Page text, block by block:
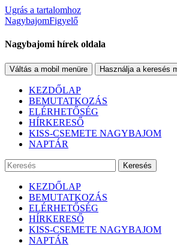
Ugrás a tartalomhoz
NagybajomFigyelő
Nagybajomi hírek oldala
Váltás a mobil menüre Használja a keresés
KEZDŐLAP
BEMUTATKOZÁS
ELÉRHETŐSÉG
HÍRKERESŐ
KISS-CSEMETE NAGYBAJOM
NAPTÁR
Keresés
KEZDŐLAP
BEMUTATKOZÁS
ELÉRHETŐSÉG
HÍRKERESŐ
KISS-CSEMETE NAGYBAJOM
NAPTÁR